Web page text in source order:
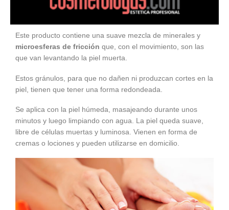
Este producto contiene una suave mezcla de minerales y
microesferas de fricción que, con el movimiento, son las
que van levantando la piel muerta.
Estos gránulos, para que no dañen ni produzcan cortes en la
piel, tienen que tener una forma redondeada.
Se aplica con la piel húmeda, masajeando durante unos
minutos y luego limpiando con agua. La piel queda suave,
libre de células muertas y luminosa. Vienen en forma de
cremas o lociones y pueden utilizarse en domicilio.